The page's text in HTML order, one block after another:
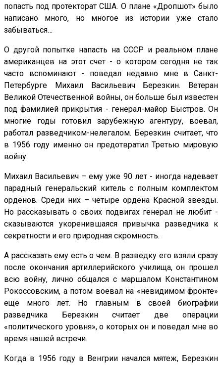
попасть под протекторат США. О плане «Дропшот» было
написано много, но многое из истории уже стало
забываться…
О другой попытке напасть на СССР и реальном плане
американцев на этот счет - о котором сегодня не так
часто вспоминают - поведал недавно мне в Санкт-
Петербурге Михаил Васильевич Березкин. Ветеран
Великой Отечественной войны, он больше был известен
под фамилией прикрытия - генерал-майор Быстров. Он
многие годы готовил зарубежную агентуру, воевал,
работал разведчиком-нелегалом. Березкин считает, что
в 1956 году именно он предотвратил Третью мировую
войну.
Михаил Васильевич – ему уже 90 лет - иногда надевает
парадный генеральский китель с полным комплектом
орденов. Среди них – четыре ордена Красной звезды.
Но рассказывать о своих подвигах генерал не любит -
сказываются укоренившаяся привычка разведчика к
секретности и его природная скромность.
А рассказать ему есть о чем. В разведку его взяли сразу
после окончания артиллерийского училища, он прошел
всю войну, лично общался с маршалом Константином
Рокоссовским, а потом воевал на «невидимом фронте»
еще много лет. Но главным в своей биографии
разведчика Березкин считает две операции
«политического уровня», о которых он и поведал мне во
время нашей встречи.
Когда в 1956 году в Венгрии начался мятеж, Березкин